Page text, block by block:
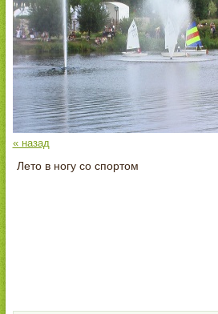
« назад
Лето в ногу со спортом